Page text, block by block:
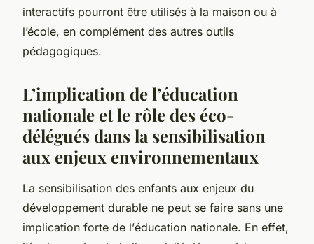
interactifs pourront être utilisés à la maison ou à
l’école, en complément des autres outils
pédagogiques.
L’implication de l’éducation
nationale et le rôle des éco-
délégués dans la sensibilisation
aux enjeux environnementaux
La sensibilisation des enfants aux enjeux du
développement durable ne peut se faire sans une
implication forte de l’éducation nationale. En effet,